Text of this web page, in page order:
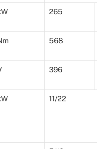
265
568
396
11/22